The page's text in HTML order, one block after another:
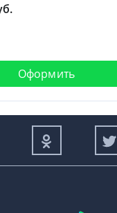
Оформить